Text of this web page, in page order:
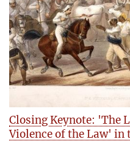
Closing Keynote: 'The
Violence of the Law'